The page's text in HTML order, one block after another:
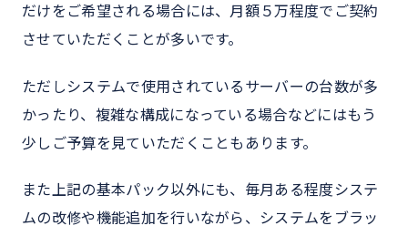
だけをご希望される場合には、月額５万程度でご契約
させていただくことが多いです。
ただしシステムで使用されているサーバーの台数が多
かったり、複雑な構成になっている場合などにはもう
少しご予算を見ていただくこともあります。
また上記の基本パック以外にも、毎月ある程度システ
ムの改修や機能追加を行いながら、システムをブラッ